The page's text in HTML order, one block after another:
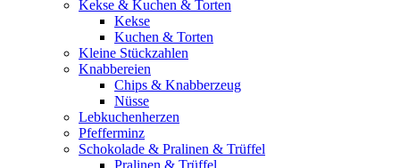
Kekse & Kuchen & Torten
Kekse
Kuchen & Torten
Kleine Stückzahlen
Knabbereien
Chips & Knabberzeug
Nüsse
Lebkuchenherzen
Pfefferminz
Schokolade & Pralinen & Trüffel